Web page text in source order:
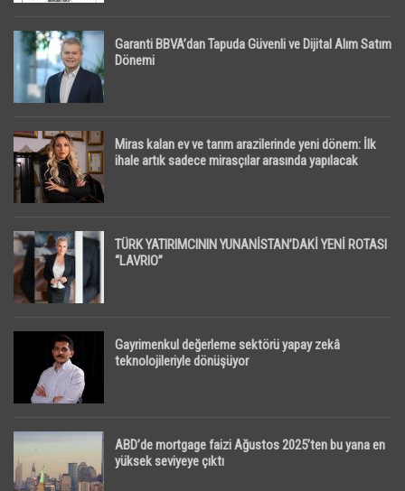
Garanti BBVA’dan Tapuda Güvenli ve Dijital Alım Satım
Dönemi
Miras kalan ev ve tarım arazilerinde yeni dönem: İlk
ihale artık sadece mirasçılar arasında yapılacak
TÜRK YATIRIMCININ YUNANİSTAN’DAKİ YENİ ROTASI
“LAVRIO”
Gayrimenkul değerleme sektörü yapay zekâ
teknolojileriyle dönüşüyor
ABD’de mortgage faizi Ağustos 2025’ten bu yana en
yüksek seviyeye çıktı